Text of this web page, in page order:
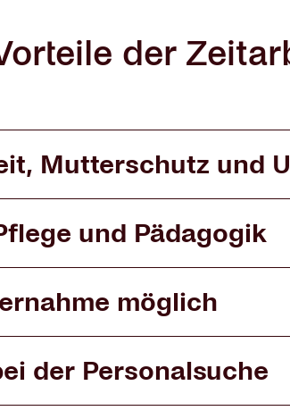
der
Mutterschutz und
und Pädagogik
möglich
der Personalsuche